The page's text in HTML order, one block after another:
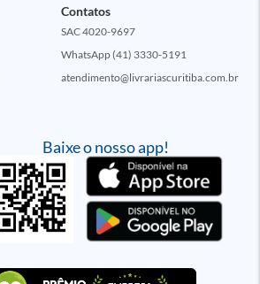
Baixe o nosso app!
Contatos
SAC 4020-9697
WhatsApp (41) 3330-5191
atendimento@livrariascuritiba.com.br